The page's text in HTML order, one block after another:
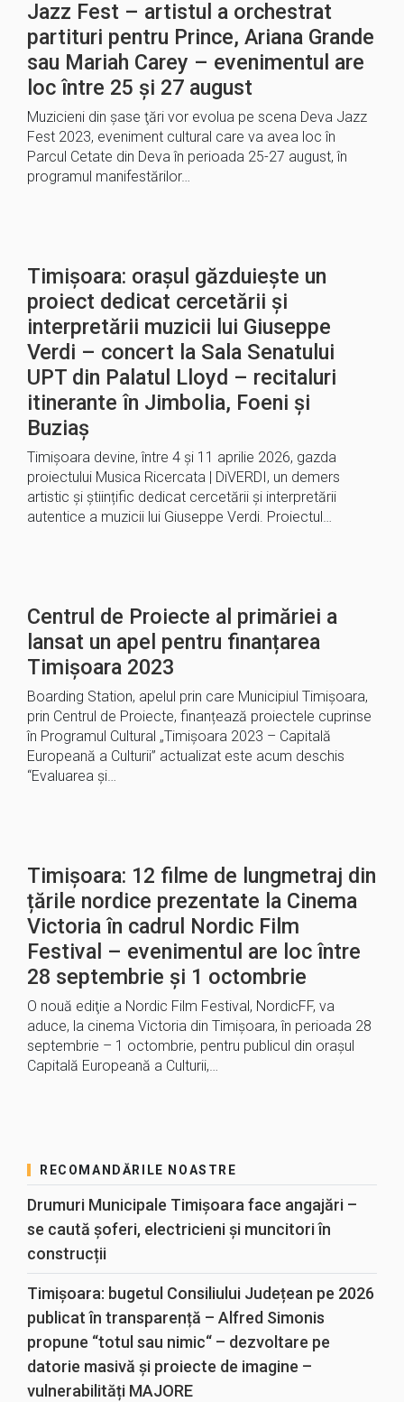
Jazz Fest – artistul a orchestrat
partituri pentru Prince, Ariana Grande
sau Mariah Carey – evenimentul are
loc între 25 și 27 august
Muzicieni din şase ţări vor evolua pe scena Deva Jazz
Fest 2023, eveniment cultural care va avea loc în
Parcul Cetate din Deva în perioada 25-27 august, în
programul manifestărilor…
Timișoara: orașul găzduiește un
proiect dedicat cercetării și
interpretării muzicii lui Giuseppe
Verdi – concert la Sala Senatului
UPT din Palatul Lloyd – recitaluri
itinerante în Jimbolia, Foeni și
Buziaș
Timișoara devine, între 4 și 11 aprilie 2026, gazda
proiectului Musica Ricercata | DiVERDI, un demers
artistic și științific dedicat cercetării și interpretării
autentice a muzicii lui Giuseppe Verdi. Proiectul…
Centrul de Proiecte al primăriei a
lansat un apel pentru finanțarea
Timișoara 2023
Boarding Station, apelul prin care Municipiul Timișoara,
prin Centrul de Proiecte, finanțează proiectele cuprinse
în Programul Cultural „Timișoara 2023 – Capitală
Europeană a Culturii” actualizat este acum deschis
“Evaluarea și…
Timișoara: 12 filme de lungmetraj din
țările nordice prezentate la Cinema
Victoria în cadrul Nordic Film
Festival – evenimentul are loc între
28 septembrie și 1 octombrie
O nouă ediţie a Nordic Film Festival, NordicFF, va
aduce, la cinema Victoria din Timişoara, în perioada 28
septembrie – 1 octombrie, pentru publicul din oraşul
Capitală Europeană a Culturii,…
RECOMANDĂRILE NOASTRE
Drumuri Municipale Timișoara face angajări –
se caută șoferi, electricieni și muncitori în
construcții
Timișoara: bugetul Consiliului Județean pe 2026
publicat în transparență – Alfred Simonis
propune “totul sau nimic“ – dezvoltare pe
datorie masivă și proiecte de imagine –
vulnerabilități MAJORE